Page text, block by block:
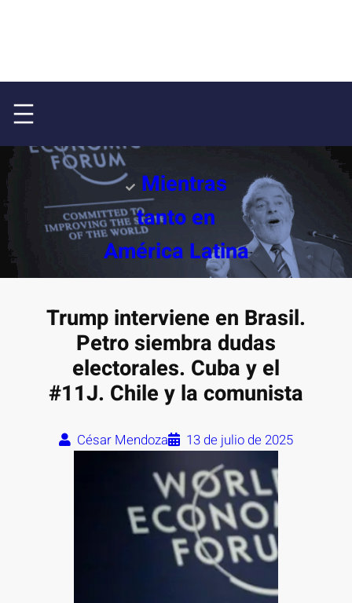
Mientras
tanto en
América Latina
Trump interviene en Brasil.
Petro siembra dudas
electorales. Cuba y el
#11J. Chile y la comunista
César Mendoza 13 de julio de 2025